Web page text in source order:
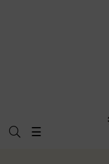
Umschalten
☰